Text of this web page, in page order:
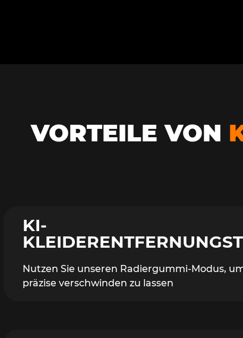
VORTEILE VON
KI-
Nutzen Sie unseren Radiergummi-Modus,
präzise verschwinden zu lassen